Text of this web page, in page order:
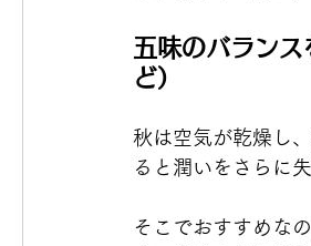
五味のバラン
ど）
秋は空気が乾燥し
ると潤いをさらに
そこでおすすめな